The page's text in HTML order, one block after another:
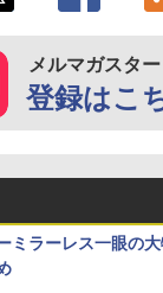
メルマガスター
登録はこ
ミラーレス一眼の